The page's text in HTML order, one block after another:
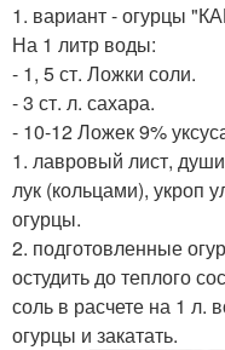
1. вариант - огурцы
На 1 литр воды:
- 1, 5 ст. Ложки соли.
- 3 ст. л. сахара.
- 10-12 Ложек 9%
1. лавровый лист,
лук (кольцами), укроп
огурцы.
2. подготовленные
остудить до теплого
соль в расчете на 1 л.
огурцы и закатать.